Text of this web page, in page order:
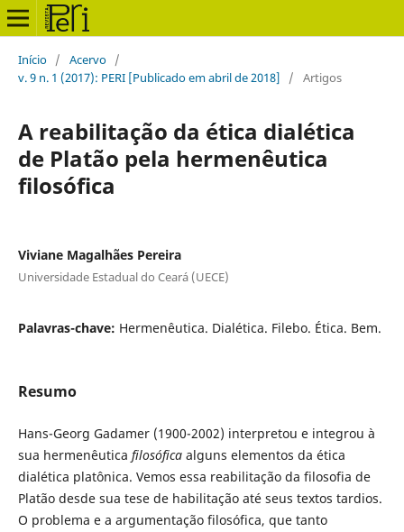
Início / Acervo /
v. 9 n. 1 (2017): PERI [Publicado em abril de 2018]
/ Artigos
A reabilitação da ética dialética
de Platão pela hermenêutica
filosófica
Viviane Magalhães Pereira
Universidade Estadual do Ceará (UECE)
Palavras-chave: Hermenêutica. Dialética. Filebo. Ética. Bem.
Resumo
Hans-Georg Gadamer (1900-2002) interpretou e integrou à
sua hermenêutica filosóficaalguns elementos da ética
dialética platônica. Vemos essa reabilitação da filosofia de
Platão desde sua tese de habilitação até seus textos tardios.
O problema e a argumentação filosófica, que tanto